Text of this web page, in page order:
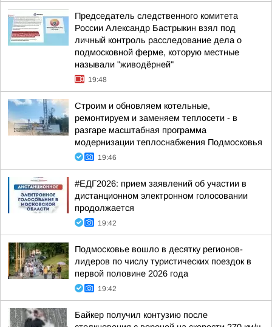
Председатель следственного комитета
России Александр Бастрыкин взял под
личный контроль расследование дела о
подмосковной ферме, которую местные
называли "живодёрней"
19:48
Строим и обновляем котельные,
ремонтируем и заменяем теплосети - в
разгаре масштабная программа
модернизации теплоснабжения Подмосковья
19:46
#ЕДГ2026: прием заявлений об участии в
дистанционном электронном голосовании
продолжается
19:42
Подмосковье вошло в десятку регионов-
лидеров по числу туристических поездок в
первой половине 2026 года
19:42
Байкер получил контузию после